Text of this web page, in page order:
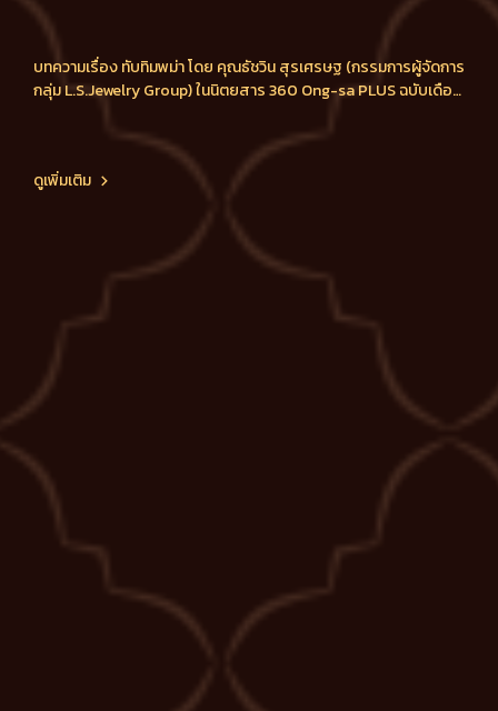
บทความเรื่อง ทับทิมพม่า โดย คุณธัชวิน สุรเศรษฐ (กรรมการผู้จัดการ
กลุ่ม L.S.Jewelry Group) ในนิตยสาร 360 Ong-sa PLUS ฉบับเดือน
ดูเพิ่มเติม